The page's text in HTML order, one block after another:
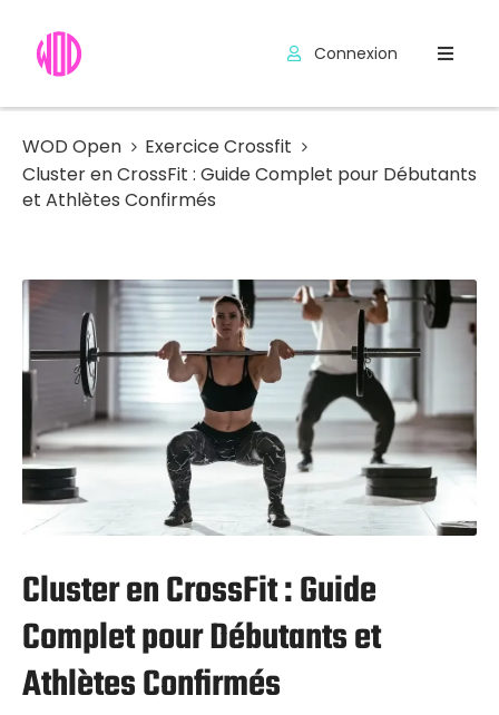
Hyrox
Programmes
Exercices
Connexion
WOD Open
Exercice Crossfit
Cluster en CrossFit : Guide Complet pour Débutants
et Athlètes Confirmés
Cluster en CrossFit : Guide
Complet pour Débutants et
Athlètes Confirmés